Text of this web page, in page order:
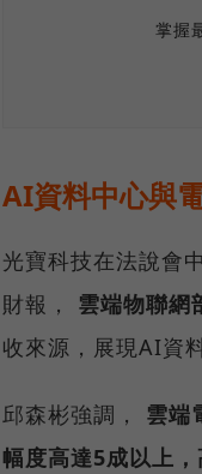
掌握
AI資料中心與
光寶科技在法說會
財報， 雲端物聯網
收來源，展現AI資
邱森彬強調， 雲端
幅度高達5成以上